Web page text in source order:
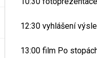
12:30 vyhlášení
13:00 film Po